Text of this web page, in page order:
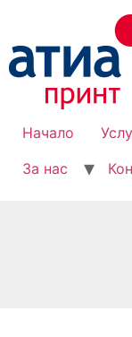
Начало
За нас